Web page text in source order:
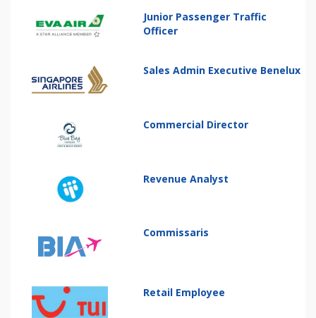
Junior Passenger Traffic
Officer
Sales Admin Executive Benelux
Commercial Director
Revenue Analyst
Commissaris
Retail Employee